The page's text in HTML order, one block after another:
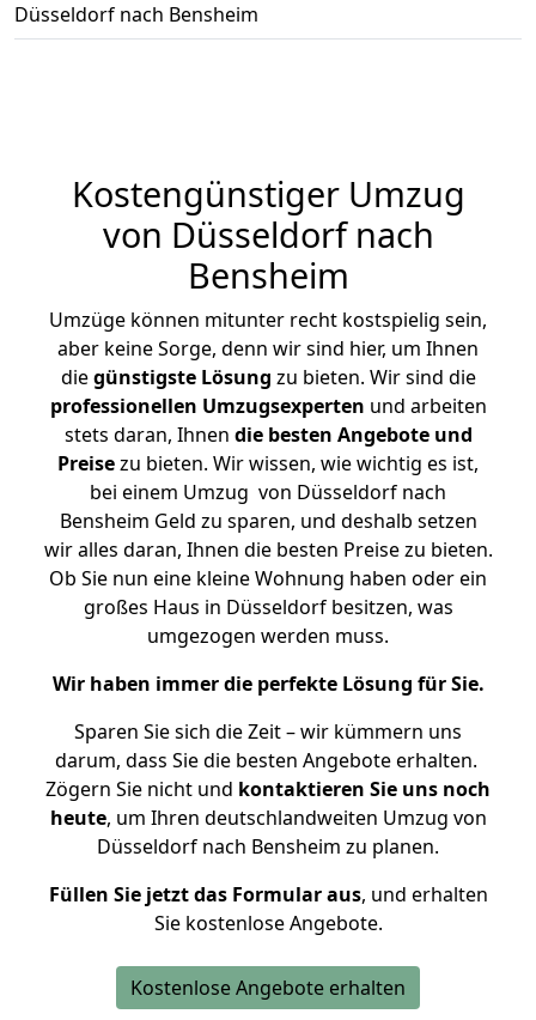
Düsseldorf nach Bensheim
Kostengünstiger Umzug
von Düsseldorf nach
Bensheim
Umzüge können mitunter recht kostspielig sein,
aber keine Sorge, denn wir sind hier, um Ihnen
diegünstigste Lösung zu bieten. Wir sind die
professionellen Umzugsexperten und arbeiten
stets daran, Ihnen die besten Angebote und
Preisezu bieten. Wir wissen, wie wichtig es ist,
bei einem Umzug von Düsseldorf nach
Bensheim Geld zu sparen, und deshalb setzen
wir alles daran, Ihnen die besten Preise zu bieten.
Ob Sie nun eine kleine Wohnung haben oder ein
großes Haus in Düsseldorf besitzen, was
umgezogen werden muss.
Wir haben immer die perfekte Lösung für Sie.
Sparen Sie sich die Zeit – wir kümmern uns
darum, dass Sie die besten Angebote erhalten.
Zögern Sie nicht und kontaktieren Sie uns noch
heute, um Ihren deutschlandweiten Umzug von
Düsseldorf nach Bensheim zu planen.
Füllen Sie jetzt das Formular aus, und erhalten
Sie kostenlose Angebote.
Kostenlose Angebote erhalten